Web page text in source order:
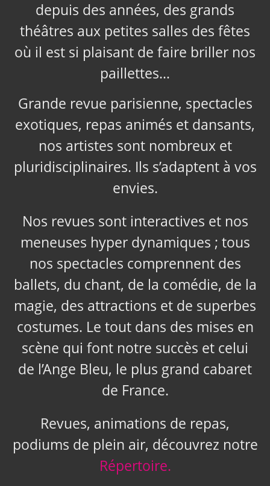
depuis des années, des grands
théâtres aux petites salles des fêtes
où il est si plaisant de faire briller nos
paillettes…
Grande revue parisienne, spectacles
exotiques, repas animés et dansants,
nos artistes sont nombreux et
pluridisciplinaires. Ils s’adaptent à vos
envies.
Nos revues sont interactives et nos
meneuses hyper dynamiques ; tous
nos spectacles comprennent des
ballets, du chant, de la comédie, de la
magie, des attractions et de superbes
costumes. Le tout dans des mises en
scène qui font notre succès et celui
de l’Ange Bleu, le plus grand cabaret
de France.
Revues, animations de repas,
podiums de plein air, découvrez notre
Répertoire.